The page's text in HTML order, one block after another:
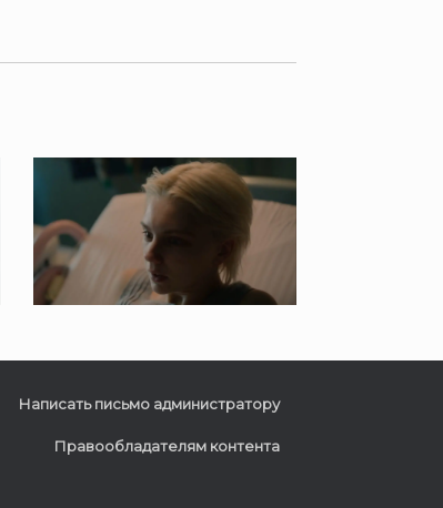
Написать письмо администратору
Правообладателям контента